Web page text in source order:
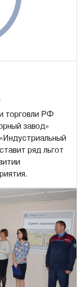
торговли РФ
завод»
ряд льгот